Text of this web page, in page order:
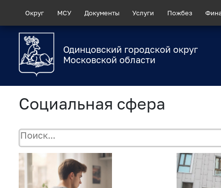
Округ МСУ Документы Услуги Пожбез
Одинцовский городской округ
Московской области
Социальная сфера